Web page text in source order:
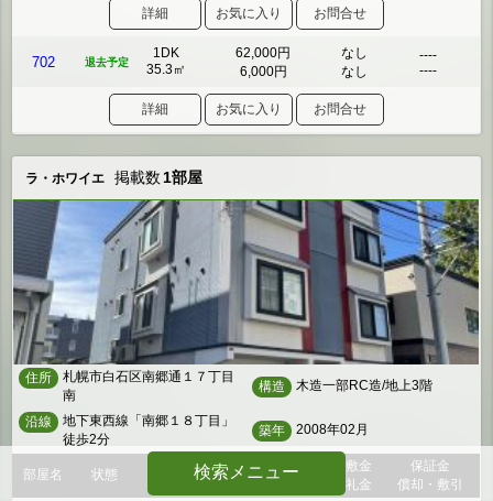
詳細 お気に入り お問合せ
702 退去予定
1DK
35.3㎡
62,000円
6,000円
なし
なし
----
----
詳細 お気に入り お問合せ
ラ・ホワイエ 掲載数 1部屋
住所
札幌市白石区南郷通１７丁目
南
構造 木造一部RC造/地上3階
沿線
地下東西線「南郷１８丁目」
徒歩2分
築年 2008年02月
部屋名 状態
賃料
管理費・共益費
敷金
礼金
保証金
償却・敷引
検索メニュー